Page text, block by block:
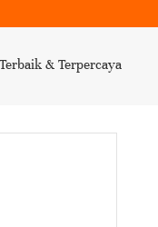
& Terpercaya